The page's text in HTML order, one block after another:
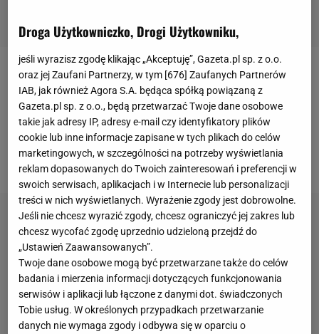
Ledecky był poprzednio był związany z
drugoligowym czeskim zespołem SC Znojmo.
Zdążył wystąpić w jego barwach w aktualnie
trwającym sezonie - w czterech spotkaniach zdobył
dwa gole.
Droga Użytkowniczko, Drogi Użytkowniku,
jeśli wyrazisz zgodę klikając „Akceptuję”, Gazeta.pl sp. z o.o.
oraz jej Zaufani Partnerzy, w tym [676] Zaufanych Partnerów
IAB, jak również Agora S.A. będąca spółką powiązaną z
Gazeta.pl sp. z o.o., będą przetwarzać Twoje dane osobowe
takie jak adresy IP, adresy e-mail czy identyfikatory plików
cookie lub inne informacje zapisane w tych plikach do celów
marketingowych, w szczególności na potrzeby wyświetlania
reklam dopasowanych do Twoich zainteresowań i preferencji w
swoich serwisach, aplikacjach i w Internecie lub personalizacji
treści w nich wyświetlanych. Wyrażenie zgody jest dobrowolne.
Jeśli nie chcesz wyrazić zgody, chcesz ograniczyć jej zakres lub
chcesz wycofać zgodę uprzednio udzieloną przejdź do
„Ustawień Zaawansowanych”.
Twoje dane osobowe mogą być przetwarzane także do celów
badania i mierzenia informacji dotyczących funkcjonowania
serwisów i aplikacji lub łączone z danymi dot. świadczonych
Tobie usług. W określonych przypadkach przetwarzanie
danych nie wymaga zgody i odbywa się w oparciu o